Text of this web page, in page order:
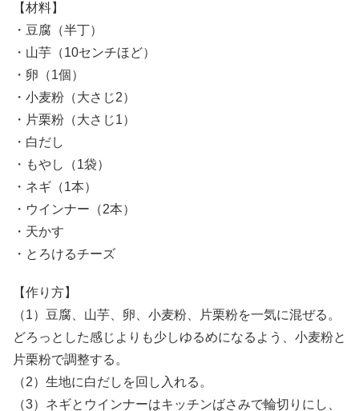
【材料】
・豆腐（半丁）
・山芋（10センチほど）
・卵（1個）
・小麦粉（大さじ2）
・片栗粉（大さじ1）
・白だし
・もやし（1袋）
・ネギ（1本）
・ウインナー（2本）
・天かす
・とろけるチーズ
【作り方】
（1）豆腐、山芋、卵、小麦粉、片栗粉を一気に混ぜる。
どろっとした感じよりも少しゆるめになるよう、小麦粉と
片栗粉で調整する。
（2）生地に白だしを回し入れる。
（3）ネギとウインナーはキッチンばさみで輪切りにし、